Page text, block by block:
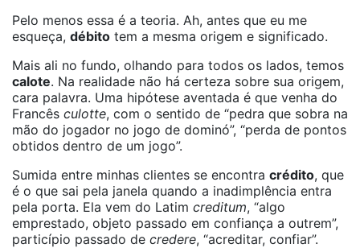
Pelo menos essa é a teoria. Ah, antes que eu me
esqueça, débito tem a mesma origem e significado.
Mais ali no fundo, olhando para todos os lados, temos
calote. Na realidade não há certeza sobre sua origem,
cara palavra. Uma hipótese aventada é que venha do
Francês culotte, com o sentido de “pedra que sobra na
mão do jogador no jogo de dominó”, “perda de pontos
obtidos dentro de um jogo”.
Sumida entre minhas clientes se encontra crédito, que
é o que sai pela janela quando a inadimplência entra
pela porta. Ela vem do Latim creditum, “algo
emprestado, objeto passado em confiança a outrem”,
particípio passado de credere, “acreditar, confiar”.